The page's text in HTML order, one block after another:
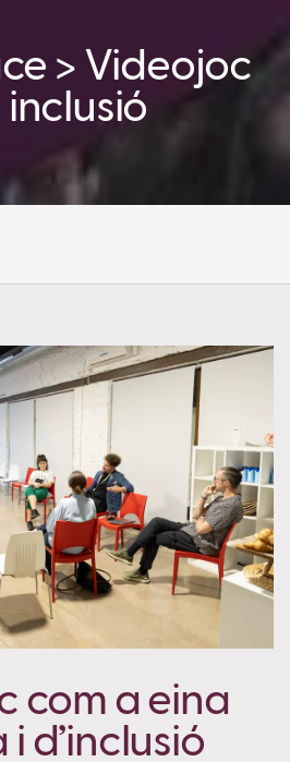
> Videojoc
LinkedIn
WhatsApp
RedditGmail
com a eina
d’inclusió